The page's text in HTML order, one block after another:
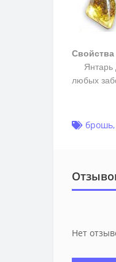
Янтарь
любых
брошь,
Нет